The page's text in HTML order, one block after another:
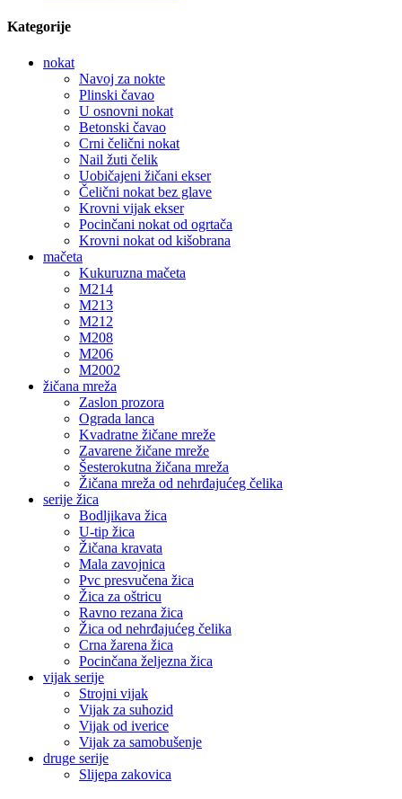
Kategorije
nokat
Navoj za nokte
Plinski čavao
U osnovni nokat
Betonski čavao
Crni čelični nokat
Nail žuti čelik
Uobičajeni žičani ekser
Čelični nokat bez glave
Krovni vijak ekser
Pocinčani nokat od ogrtača
Krovni nokat od kišobrana
mačeta
Kukuruzna mačeta
M214
M213
M212
M208
M206
M2002
žičana mreža
Zaslon prozora
Ograda lanca
Kvadratne žičane mreže
Zavarene žičane mreže
Šesterokutna žičana mreža
Žičana mreža od nehrđajućeg čelika
serije žica
Bodljikava žica
U-tip žica
Žičana kravata
Mala zavojnica
Pvc presvučena žica
Žica za oštricu
Ravno rezana žica
Žica od nehrđajućeg čelika
Crna žarena žica
Pocinčana željezna žica
vijak serije
Strojni vijak
Vijak za suhozid
Vijak od iverice
Vijak za samobušenje
druge serije
Slijepa zakovica